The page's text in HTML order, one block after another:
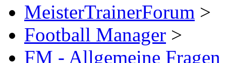
MeisterTrainerForum >
Football Manager >
FM - Allgemeine Fragen